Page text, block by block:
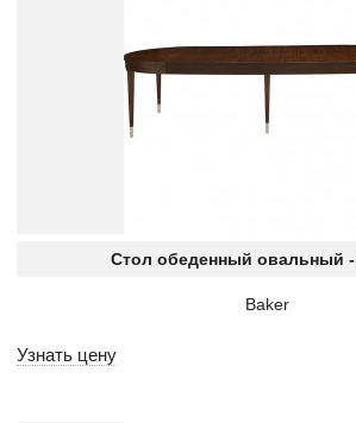
Стол обеденный овальный -
Baker
Узнать цену